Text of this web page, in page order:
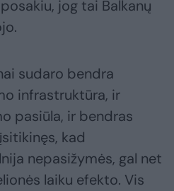
jog tai Balkanų
sudaro bendra
infrastruktūra, ir
pasiūla, ir bendras
kad
nepasižymės, gal net
laiku efekto. Vis